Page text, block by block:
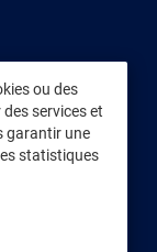
ou des
services et
garantir une
statistiques